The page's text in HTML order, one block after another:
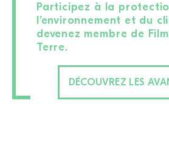
Participez à la
l’environnement et du
devenez membre de
Terre.
DÉCOUVREZ LES